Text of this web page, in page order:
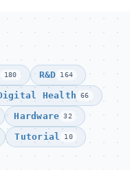
180 R&D 164
Health 66
Hardware 32
Tutorial 10